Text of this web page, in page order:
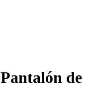
Pantalón de